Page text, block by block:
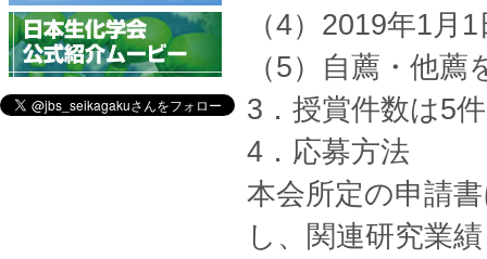
（4）2019年1月
（5）自薦・他
3．授賞件数は5
4．応募方法
本会所定の申請
し、関連研究業